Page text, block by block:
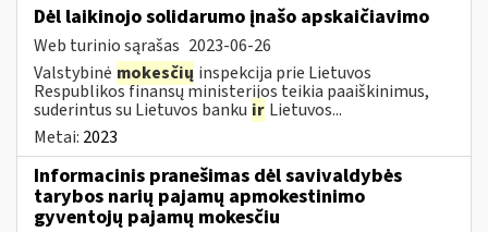
Dėl laikinojo solidarumo įnašo apskaičiavimo
Web turinio sąrašas 2023-06-26
Valstybinė mokesčių inspekcija prie Lietuvos
Respublikos finansų ministerijos teikia paaiškinimus,
suderintus su Lietuvos banku ir Lietuvos...
Metai: 2023
Informacinis pranešimas dėl savivaldybės
tarybos narių pajamų apmokestinimo
gyventojų pajamų mokesčiu